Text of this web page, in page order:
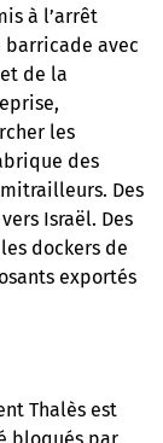
à l’arrêt
barricade avec
de la
les
des
Des
Israël. Des
les dockers de
exportés
Thalès est